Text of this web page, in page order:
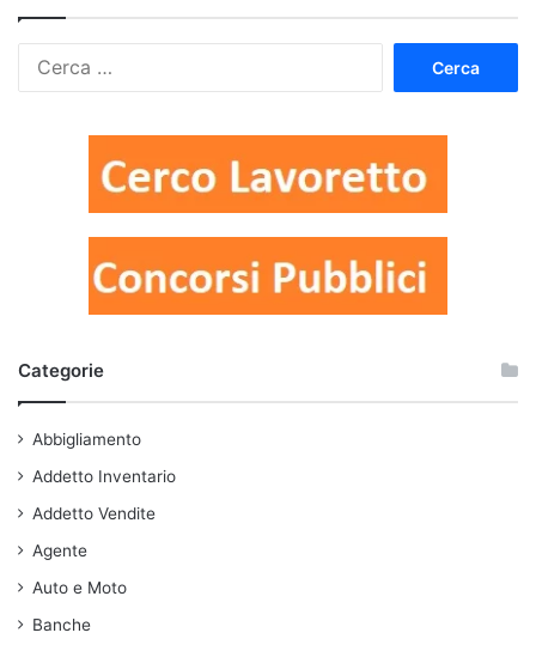
Categorie
Abbigliamento
Addetto Inventario
Addetto Vendite
Agente
Auto e Moto
Banche